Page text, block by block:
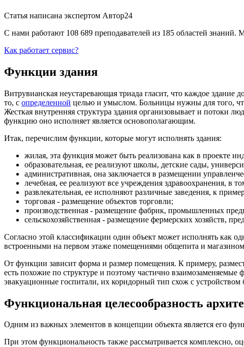
Статья написана экспертом Автор24
С нами работают 108 689 преподавателей из 185 областей
Как работает сервис?
Функции здания
Витрувианская неустаревающая триада гласит, что каждое
то, с определенной целью и умыслом. Больницы нужны для того,
Жесткая внутренняя структура здания организовывает и потоки
функцию оно исполняет является основополагающим.
Итак, перечислим функции, которые могут исполнять здания:
жилая, эта функция может быть реализована как в проекте
образовательная, ее реализуют школы, детские сады,
административная, она заключается в размещении
лечебная, ее реализуют все учреждения здравоохранения, в
развлекательная, ее исполняют различные заведения, к
торговая - размещение объектов торговли;
производственная - размещение фабрик, промышленных
сельскохозяйственная - размещение фермерских хозяйств,
Согласно этой классификации один объект может исполнять как
встроенными на первом этаже помещениями общепита и
От функции зависит форма и размер помещения. К примеру,
есть похожие по структуре и поэтому частично
эвакуационные госпитали, их коридорный тип схож с устройством
Функциональная целесообразность
Одним из важных элементов в концепции объекта является его
При этом функциональность также рассматривается комплексно,